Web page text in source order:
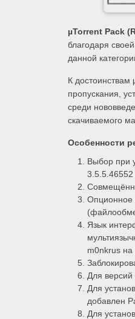
µTorrent Pack
благодаря
данной
К достоинствам
пропускания,
среди
скачиваемого
Особенности
Выбор при
Опционное
Язык
m0nkrus на
Для версий
Для
добавлен
Для